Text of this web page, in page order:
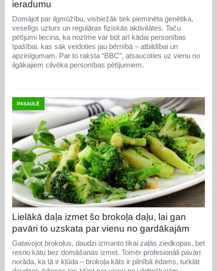
ieradumu
Domājot par ilgmūžību, visbiežāk tiek pieminēta ģenētika,
veselīgs uzturs un regulāras fiziskās aktivitātes. Taču
pētījumi liecina, ka nozīme var būt arī kādai personības
īpašībai, kas sāk veidoties jau bērnībā – atbildībai un
apzinīgumam. Par to raksta “BBC”, atsaucoties uz vienu no
ilgākajiem cilvēka personības pētījumiem.
PASAULĒ
Lielākā daļa izmet šo brokoļa daļu, lai gan
pavāri to uzskata par vienu no gardākajām
Gatavojot brokoļus, daudzi izmanto tikai zaļās ziedkopas, bet
resno kātu bez domāšanas izmet. Tomēr profesionāli pavāri
norāda, ka tā ir kļūda – brokoļa kāts ir pilnībā ēdams, turklāt